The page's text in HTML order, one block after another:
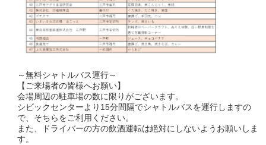
～無料シャトルバス運行～
【ご来場者の皆様へお願い】
会場周辺の駐車場の数に限りがございます。
シビックセンターより15分間隔でシャトルバスを運行しますの
で、そちらをご利用ください。
また、ドライバーの方の飲酒運転は絶対にしないようお願いしま
す。